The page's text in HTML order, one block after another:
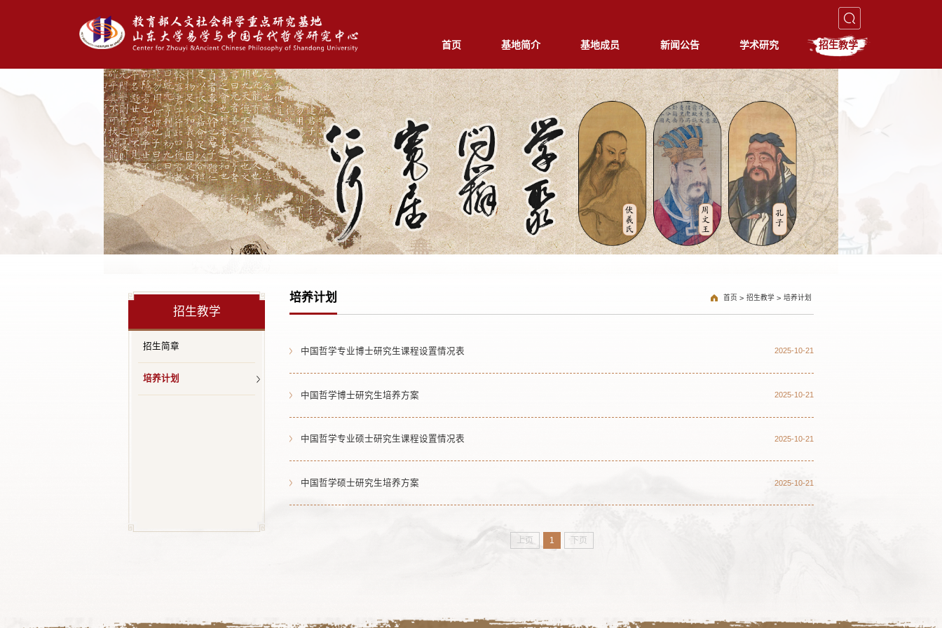
首页 基地简介 基地成员 新闻公告 学术研究 招生教学
招生教学
招生简章
培养计划
培养计划 首页 > 招生教学 > 培养计划
中国哲学专业博士研究生课程设置情况表 2025-10-21
中国哲学博士研究生培养方案 2025-10-21
中国哲学专业硕士研究生课程设置情况表 2025-10-21
中国哲学硕士研究生培养方案 2025-10-21
上页 1 下页